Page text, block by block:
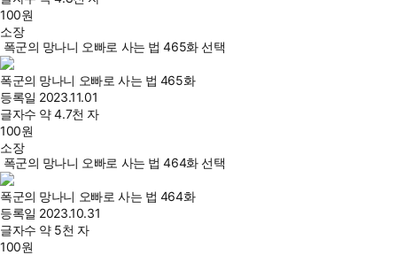
100원
소장
폭군의 망나니 오빠로 사는 법 465화 선택
폭군의 망나니 오빠로 사는 법 465화
등록일 2023.11.01
글자수 약 4.7천 자
100원
소장
폭군의 망나니 오빠로 사는 법 464화 선택
폭군의 망나니 오빠로 사는 법 464화
등록일 2023.10.31
글자수 약 5천 자
100원